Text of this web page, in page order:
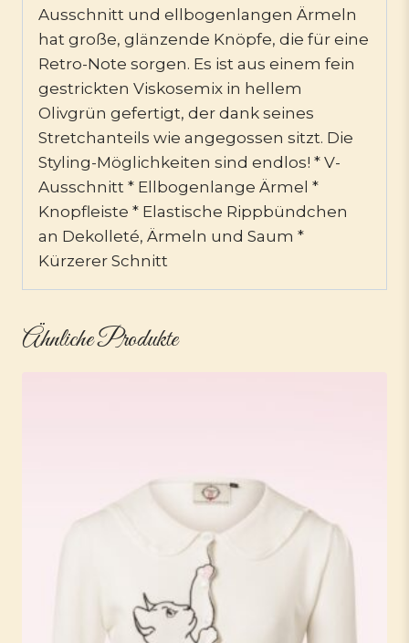
Ausschnitt und ellbogenlangen Ärmeln
hat große, glänzende Knöpfe, die für eine
Retro-Note sorgen. Es ist aus einem fein
gestrickten Viskosemix in hellem
Olivgrün gefertigt, der dank seines
Stretchanteils wie angegossen sitzt. Die
Styling-Möglichkeiten sind endlos! * V-
Ausschnitt * Ellbogenlange Ärmel *
Knopfleiste * Elastische Rippbündchen
an Dekolleté, Ärmeln und Saum *
Kürzerer Schnitt
Ähnliche Produkte